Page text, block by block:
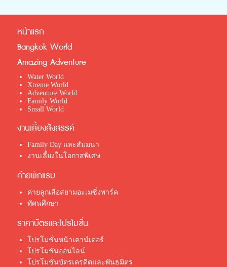
หน้าแรก
Bangkok World
Amazing Adventure
Water World
Xtreme World
Adventure World
Family World
Small World
งานเลี้ยงสังสรรค์
Family Day และสัมมนา
งานเลี้ยงในโอกาสพิเศษ
ค่ายพักแรม
ค่ายลูกเสือสยามอะเมซิ่งพาร์ค
ทัศนศึกษา
ราคาบัตรและโปรโมชั่น
โปรโมชั่นหน้าเคาน์เตอร์
โปรโมชั่นออนไลน์
โปรโมชั่นบัตรเครดิตและพันธมิตร